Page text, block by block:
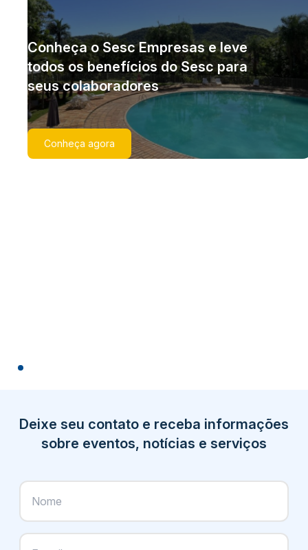
Conheça o Sesc Empresas e leve
todos os benefícios do Sesc para
seus colaboradores
Conheça agora
Deixe seu contato e receba informações
sobre eventos, notícias e serviços